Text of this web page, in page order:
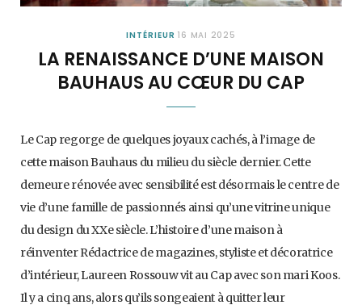
INTÉRIEUR 16 MAI 2025
LA RENAISSANCE D’UNE MAISON
BAUHAUS AU CŒUR DU CAP
Le Cap regorge de quelques joyaux cachés, à l’image de
cette maison Bauhaus du milieu du siècle dernier. Cette
demeure rénovée avec sensibilité est désormais le centre de
vie d’une famille de passionnés ainsi qu’une vitrine unique
du design du XXe siècle. L’histoire d’une maison à
réinventer Rédactrice de magazines, styliste et décoratrice
d’intérieur, Laureen Rossouw vit au Cap avec son mari Koos.
Il y a cinq ans, alors qu’ils songeaient à quitter leur